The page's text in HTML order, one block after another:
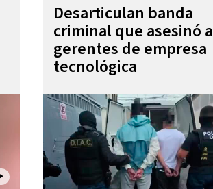
Desarticulan banda
criminal que asesinó a
gerentes de empresa
tecnológica